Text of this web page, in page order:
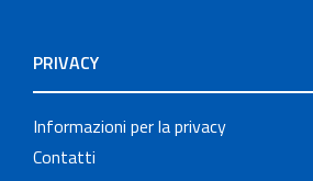
PRIVACY
Informazioni per la privacy
Contatti